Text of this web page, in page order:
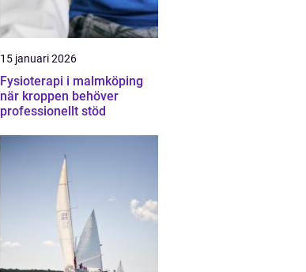
15 januari 2026
Fysioterapi i malmköping
när kroppen behöver
professionellt stöd